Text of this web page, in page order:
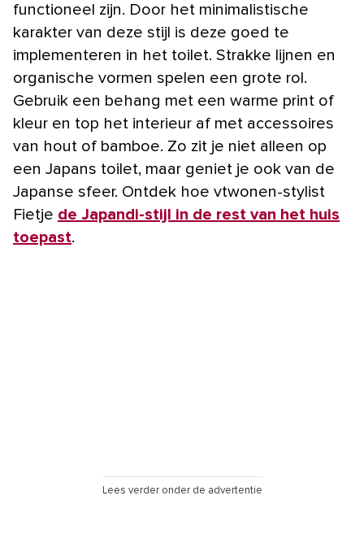
functioneel zijn. Door het minimalistische
karakter van deze stijl is deze goed te
implementeren in het toilet. Strakke lijnen en
organische vormen spelen een grote rol.
Gebruik een behang met een warme print of
kleur en top het interieur af met accessoires
van hout of bamboe. Zo zit je niet alleen op
een Japans toilet, maar geniet je ook van de
Japanse sfeer. Ontdek hoe vtwonen-stylist
Fietje de Japandi-stijl in de rest van het huis
toepast.
Lees verder onder de advertentie